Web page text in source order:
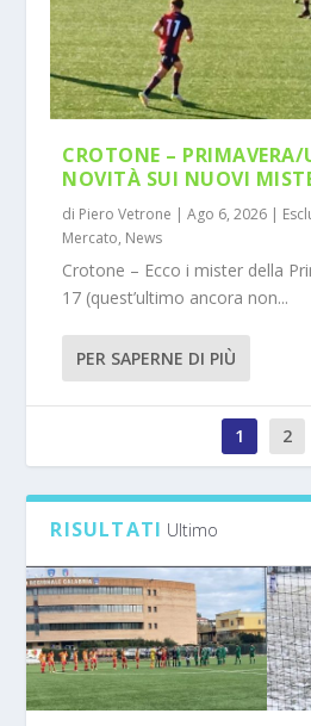
CROTONE – PRIMAVERA/
NOVITÀ SUI NUOVI
di Piero Vetrone |Ago 6, 2026 |
Mercato, News
Crotone – Ecco i mister della
17 (quest’ultimo ancora non...
PER SAPERNE DI PIÙ
1 2
RISULTATI Ultimo